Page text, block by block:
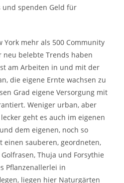
und spenden Geld für
mehr als 500 Community
neu belebte Trends haben
am Arbeiten in und mit der
die eigene Ernte wachsen zu
Grad eigene Versorgung mit
Weniger urban, aber
geht es auch im eigenen
dem eigenen, noch so
einen sauberen, geordneten,
Thuja und Forsythie
Pflanzenallerlei in
liegen hier Naturgärten